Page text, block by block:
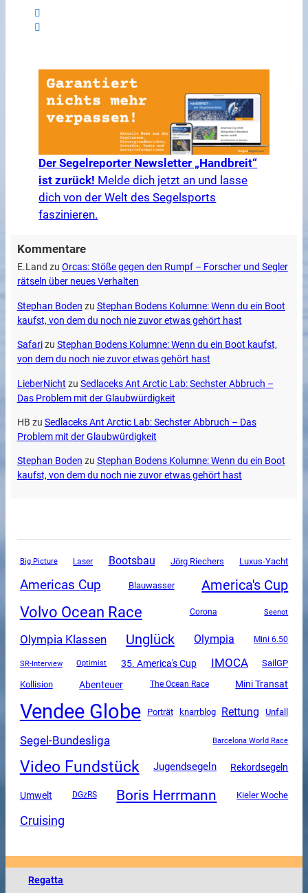
Der Segelreporter Newsletter „Handbreit“
ist zurück! Melde dich jetzt an und lasse
dich von der Welt des Segelsports
faszinieren.
Kommentare
E.Land zu Orcas: Stöße gegen den Rumpf – Forscher und Segler
rätseln über neues Verhalten
Stephan Boden zu Stephan Bodens Kolumne: Wenn du ein Boot
kaufst, von dem du noch nie zuvor etwas gehört hast
Safarizu Stephan Bodens Kolumne: Wenn du ein Boot kaufst,
von dem du noch nie zuvor etwas gehört hast
LieberNicht zu Sedlaceks Ant Arctic Lab: Sechster Abbruch –
Das Problem mit der Glaubwürdigkeit
HB zu Sedlaceks Ant Arctic Lab: Sechster Abbruch – Das
Problem mit der Glaubwürdigkeit
Stephan Boden zu Stephan Bodens Kolumne: Wenn du ein Boot
kaufst, von dem du noch nie zuvor etwas gehört hast
Big Picture Laser Bootsbau Jörg Riechers Luxus-Yacht
Americas Cup Blauwasser America's Cup
Volvo Ocean Race Corona Seenot
Olympia Klassen Unglück Olympia Mini 6.50
SR-Interview Optimist 35. America's Cup IMOCA SailGP
Kollision Abenteuer The Ocean Race Mini Transat
Vendee Globe Porträt knarrblog Rettung Unfall
Segel-Bundesliga Barcelona World Race
Video Fundstück Jugendsegeln Rekordsegeln
Umwelt DGzRS Boris Herrmann Kieler Woche
Cruising
Regatta